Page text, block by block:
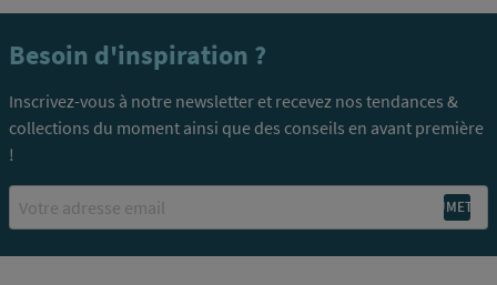
Besoin d'inspiration ?
Inscrivez-vous à notre newsletter et recevez nos tendances &
collections du moment ainsi que des conseils en avant première
!
Email